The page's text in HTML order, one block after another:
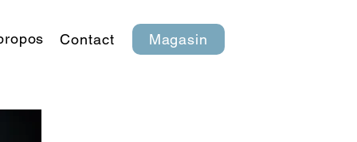
Contact Magasin